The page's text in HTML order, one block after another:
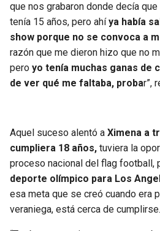
que nos grabaron donde decía
tenía 15 años, pero ahíya había
show porque no se convoca a
razón que me dieron hizo que no
pero yo tenía muchas ganas de
de ver qué me faltaba, probar”,
Aquel suceso alentó a Ximena a
cumpliera 18 años, tuviera la
proceso nacional del flag football,
deporte olímpico para Los
esa meta que se creó cuando era
veraniega, está cerca de cumplirse.